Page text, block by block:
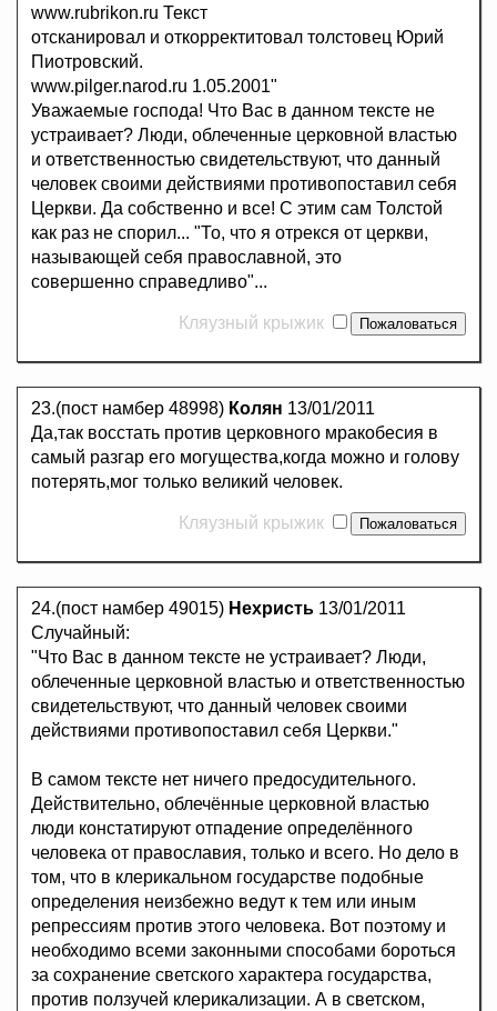
www.rubrikon.ru Текст
отсканировал и откорректитовал толстовец Юрий
Пиотровский.
www.pilger.narod.ru 1.05.2001"
Уважаемые господа! Что Вас в данном тексте не
устраивает? Люди, облеченные церковной властью
и ответственностью свидетельствуют, что данный
человек своими действиями противопоставил себя
Церкви. Да собственно и все! С этим сам Толстой
как раз не спорил... "То, что я отрекся от церкви,
называющей себя православной, это
совершенно справедливо"...
Кляузный крыжик
23.(пост намбер 48998) Колян 13/01/2011
Да,так восстать против церковного мракобесия в
самый разгар его могущества,когда можно и голову
потерять,мог только великий человек.
Кляузный крыжик
24.(пост намбер 49015) Нехристь 13/01/2011
Случайный:
"Что Вас в данном тексте не устраивает? Люди,
облеченные церковной властью и ответственностью
свидетельствуют, что данный человек своими
действиями противопоставил себя Церкви."
В самом тексте нет ничего предосудительного.
Действительно, облечённые церковной властью
люди констатируют отпадение определённого
человека от православия, только и всего. Но дело в
том, что в клерикальном государстве подобные
определения неизбежно ведут к тем или иным
репрессиям против этого человека. Вот поэтому и
необходимо всеми законными способами бороться
за сохранение светского характера государства,
против ползучей клерикализации. А в светском,